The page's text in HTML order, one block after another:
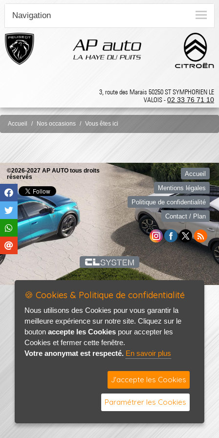
Navigation
3, route des Marais 50250 ST SYMPHORIEN LE
VALOIS -02 33 76 71 10
Accueil Nos occasions Vous êtes ici
©2026-2027 AP AUTO tous droits
réservés
Accueil
Mentions légales
Politique de confidentialité
Contact / Plan
🍪 Cookies & Politique de confidentialité
Nous utilisons des Cookies pour vous garantir la
meilleure expérience sur notre site. Cliquez sur le
bouton accepte les Cookies pour accepter les
Cookies et fermer cette fenêtre.
Votre anonymat est respecté. En savoir plus
J'accepte les Cookies
Paramétrer les Cookies